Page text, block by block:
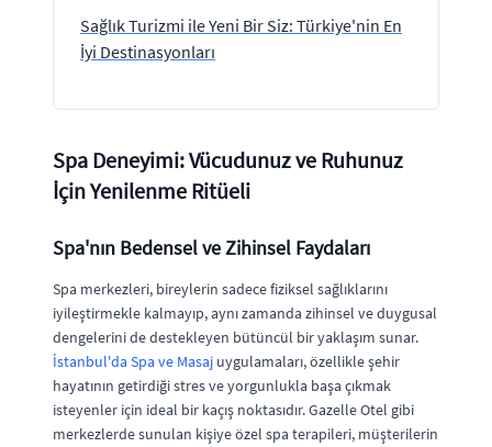
Sağlık Turizmi ile Yeni Bir Siz: Türkiye'nin En
İyi Destinasyonları
Spa Deneyimi: Vücudunuz ve Ruhunuz
İçin Yenilenme Ritüeli
Spa'nın Bedensel ve Zihinsel Faydaları
Spa merkezleri, bireylerin sadece fiziksel sağlıklarını
iyileştirmekle kalmayıp, aynı zamanda zihinsel ve duygusal
dengelerini de destekleyen bütüncül bir yaklaşım sunar.
İstanbul'da Spa ve Masaj uygulamaları, özellikle şehir
hayatının getirdiği stres ve yorgunlukla başa çıkmak
isteyenler için ideal bir kaçış noktasıdır. Gazelle Otel gibi
merkezlerde sunulan kişiye özel spa terapileri, müşterilerin